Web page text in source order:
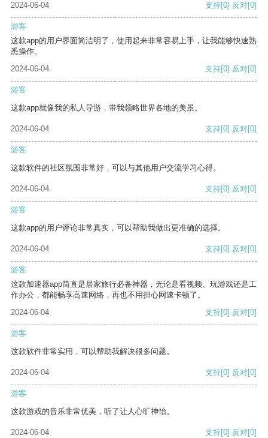
2024-06-04 支持[0] 反对[0]
游客
这款app的用户界面简洁明了，使用起来非常容易上手，让我能够快速熟
悉操作。
2024-06-04
支持[0] 反对[0]
游客
这款app就像我的私人导游，带我领略世界各地的美景。
2024-06-04 支持[0] 反对[0]
游客
这款软件的社区氛围非常好，可以与其他用户交流学习心得。
2024-06-04 支持[0] 反对[0]
游客
这款app的用户评论非常真实，可以帮助我做出更准确的选择。
2024-06-04 支持[0] 反对[0]
游客
这款加速器app简直是居家旅行必备神器，无论是看视频、玩游戏还是工
作办公，都能畅享高速网络，再也不用担心网速卡顿了。
2024-06-04
支持[0] 反对[0]
游客
这款软件非常实用，可以帮助我解决很多问题。
2024-06-04 支持[0] 反对[0]
游客
这款游戏的音乐非常优美，听了让人心旷神怡。
2024-06-04 支持[0] 反对[0]